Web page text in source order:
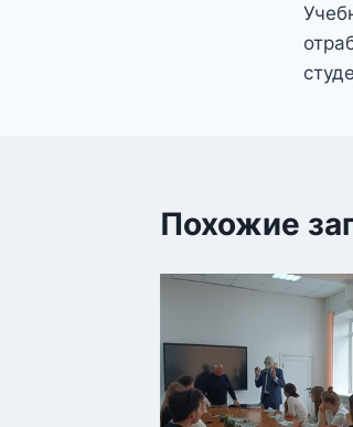
по
Похожие